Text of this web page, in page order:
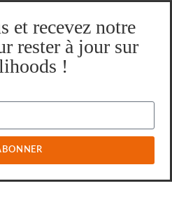
et recevez notre
rester à jour sur
!
Nos fonds